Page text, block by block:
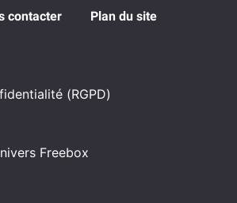
contacter Plan du site
(RGPD)
Freebox